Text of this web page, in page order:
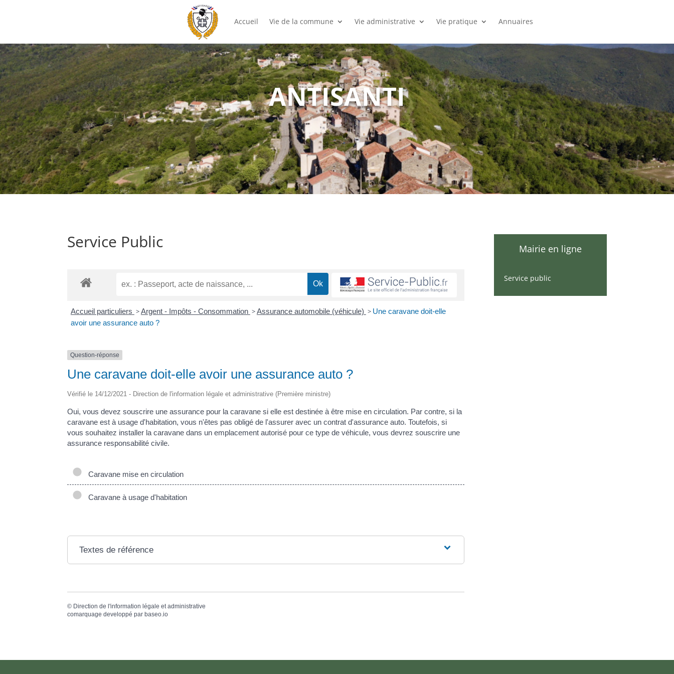
Accueil Vie de la commune Vie administrative Vie pratique Annuaires
ANTISANTI
Service Public
Accueil particuliers >Argent - Impôts - Consommation >Assurance automobile (véhicule) > Une caravane doit-elle
avoir une assurance auto ?
Question-réponse
Une caravane doit-elle avoir une assurance auto ?
Vérifié le 14/12/2021 - Direction de l'information légale et administrative (Première ministre)
Oui, vous devez souscrire une assurance pour la caravane si elle est destinée à être mise en circulation. Par contre, si la
caravane est à usage d'habitation, vous n'êtes pas obligé de l'assurer avec un contrat d'assurance auto. Toutefois, si
vous souhaitez installer la caravane dans un emplacement autorisé pour ce type de véhicule, vous devrez souscrire une
assurance responsabilité civile.
Caravane mise en circulation
Caravane à usage d'habitation
Textes de référence
© Direction de l'information légale et administrative
comarquage developpé par baseo.io
Mairie en ligne
Service public